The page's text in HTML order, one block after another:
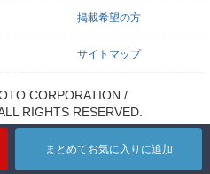
まとめてお気に入りに追加
掲載希望の方
サイトマップ
CORPORATION./
RIGHTS RESERVED.